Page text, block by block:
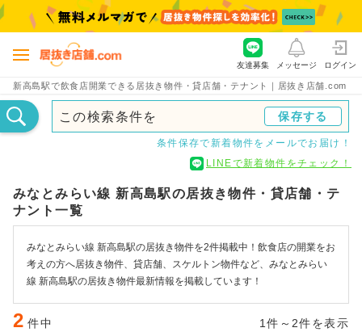
新高島駅で飲食店開業できる居抜き物件・貸店舗・テナント｜居抜き店舗.com
友達募集 メッセージ ログイン
この検索条件を 保存する
条件保存で新着物件をメールでお届け！
LINEで新着物件をチェック！
みなとみらい線 新高島駅の居抜き物件・貸店舗・テ
ナント一覧
みなとみらい線 新高島駅の居抜き物件を2件掲載中！飲食店の開業をお
考えの方へ居抜き物件、貸店舗、スケルトン物件など、みなとみらい
線 新高島駅の居抜き物件最新情報を掲載しています！
2 件中 1件～2件を表示